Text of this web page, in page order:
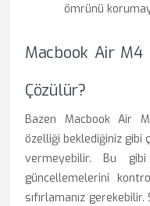
ömrünü
Macbook Air M4
Çözülür?
Bazen Macbook Air
özelliği beklediğiniz gibi
vermeyebilir. Bu
güncellemelerini
sıfırlamanız